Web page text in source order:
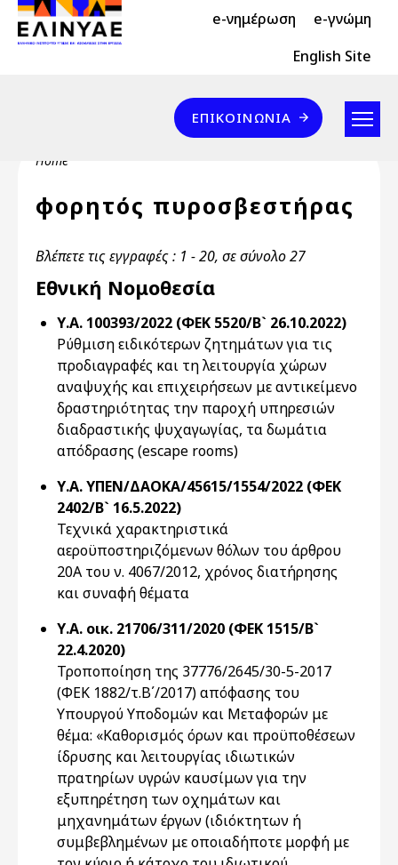
Skip to main content
Header Top 2 e-νημέρωση e-γνώμη
Header Top English Site
Επικοινωνία
ΕΠΙΚΟΙΝΩΝΊΑ
Breadcrumb
Home
φορητός πυροσβεστήρας
Βλέπετε τις εγγραφές : 1 - 20, σε σύνολο 27
Εθνική Νομοθεσία
Υ.Α. 100393/2022 (ΦΕΚ 5520/Β` 26.10.2022)
Ρύθμιση ειδικότερων ζητημάτων για τις
προδιαγραφές και τη λειτουργία χώρων
αναψυχής και επιχειρήσεων με αντικείμενο
δραστηριότητας την παροχή υπηρεσιών
διαδραστικής ψυχαγωγίας, τα δωμάτια
απόδρασης (escape rooms)
Υ.Α. ΥΠΕΝ/ΔΑΟΚΑ/45615/1554/2022 (ΦΕΚ
2402/Β` 16.5.2022)
Τεχνικά χαρακτηριστικά
αεροϋποστηριζόμενων θόλων του άρθρου
20Α του ν. 4067/2012, χρόνος διατήρησης
και συναφή θέματα
Υ.Α. οικ. 21706/311/2020 (ΦΕΚ 1515/Β`
22.4.2020)
Τροποποίηση της 37776/2645/30-5-2017
(ΦΕΚ 1882/τ.Β΄/2017) απόφασης του
Υπουργού Υποδομών και Μεταφορών με
θέμα: «Καθορισμός όρων και προϋποθέσεων
ίδρυσης και λειτουργίας ιδιωτικών
πρατηρίων υγρών καυσίμων για την
εξυπηρέτηση των οχημάτων και
μηχανημάτων έργων (ιδιόκτητων ή
συμβεβλημένων με οποιαδήποτε μορφή με